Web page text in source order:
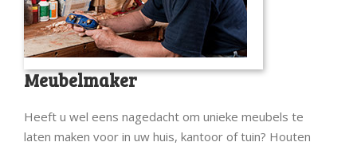
Meubelmaker
Heeft u wel eens nagedacht om unieke meubels te
laten maken voor in uw huis, kantoor of tuin? Houten